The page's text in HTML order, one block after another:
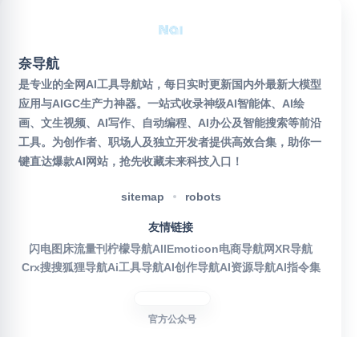
奈导航
是专业的全网AI工具导航站，每日实时更新国内外最新大模型
应用与AIGC生产力神器。一站式收录神级AI智能体、AI绘
画、文生视频、AI写作、自动编程、AI办公及智能搜索等前沿
工具。为创作者、职场人及独立开发者提供高效合集，助你一
键直达爆款AI网站，抢先收藏未来科技入口！
sitemap robots
友情链接
闪电图床流量刊柠檬导航AllEmoticon电商导航网XR导航
Crx搜搜狐狸导航Ai工具导航AI创作导航AI资源导航AI指令集
官方公众号